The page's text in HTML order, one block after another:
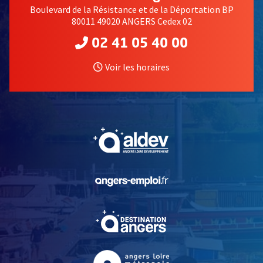
Boulevard de la Résistance et de la Déportation BP
80011 49020 ANGERS Cedex 02
02 41 05 40 00
Voir les horaires
, Ouvre une nouvelle
, Ouvre une nouvelle